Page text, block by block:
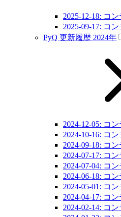
2025-12-18: コ
2025-09-17: コ
PyQ 更新履歴 2024年
2024-12-05: コ
2024-10-16: コ
2024-09-18: コ
2024-07-17: コ
2024-07-04: コ
2024-06-18: コ
2024-05-01: コ
2024-04-17: コ
2024-02-14: コ